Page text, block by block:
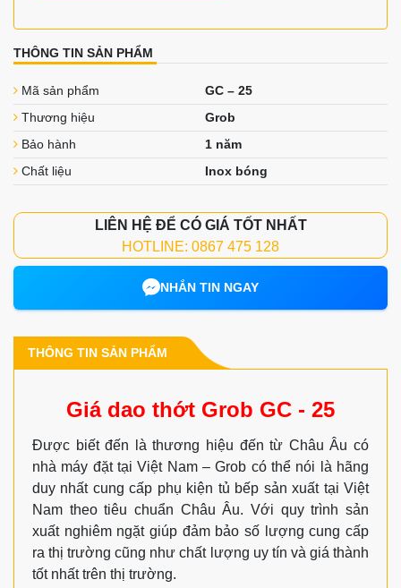
THÔNG TIN SẢN PHẨM
Mã sản phẩm
GC – 25
Thương hiệu
Grob
Bảo hành
1 năm
Chất liệu
Inox bóng
LIÊN HỆ ĐỂ CÓ GIÁ TỐT NHẤT
HOTLINE: 0867 475 128
NHẮN TIN NGAY
THÔNG TIN SẢN PHẨM
Giá dao thớt Grob GC - 25
Được biết đến là thương hiệu đến từ Châu Âu có
nhà máy đặt tại Việt Nam – Grob có thể nói là hãng
duy nhất cung cấp phụ kiện tủ bếp sản xuất tại Việt
Nam theo tiêu chuẩn Châu Âu. Với quy trình sản
xuất nghiêm ngặt giúp đảm bảo số lượng cung cấp
ra thị trường cũng như chất lượng uy tín và giá thành
tốt nhất trên thị trường.